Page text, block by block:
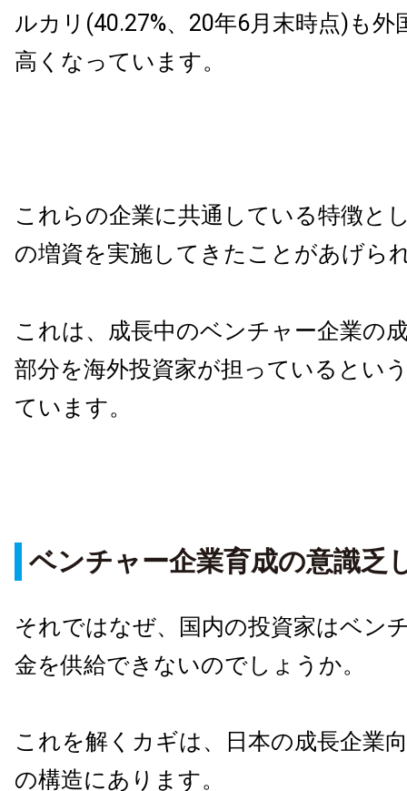
ルカリ(40.27%、20年6月末時点)も外
高くなっています。
これらの企業に共通している特徴と
の増資を実施してきたことがあげら
これは、成長中のベンチャー企業の
部分を海外投資家が担っているとい
ています。
ベンチャー企業育成の意識乏
それではなぜ、国内の投資家はベン
金を供給できないのでしょうか。
これを解くカギは、日本の成長企業
の構造にあります。